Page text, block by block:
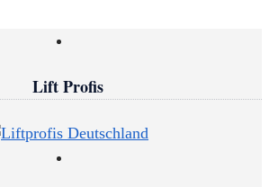
Lift Profis